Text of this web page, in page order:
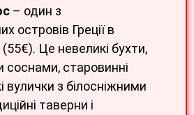
– один з
островів Греції в
Це невеликі бухти,
соснами, старовинні
вулички з білосніжними
таверни і